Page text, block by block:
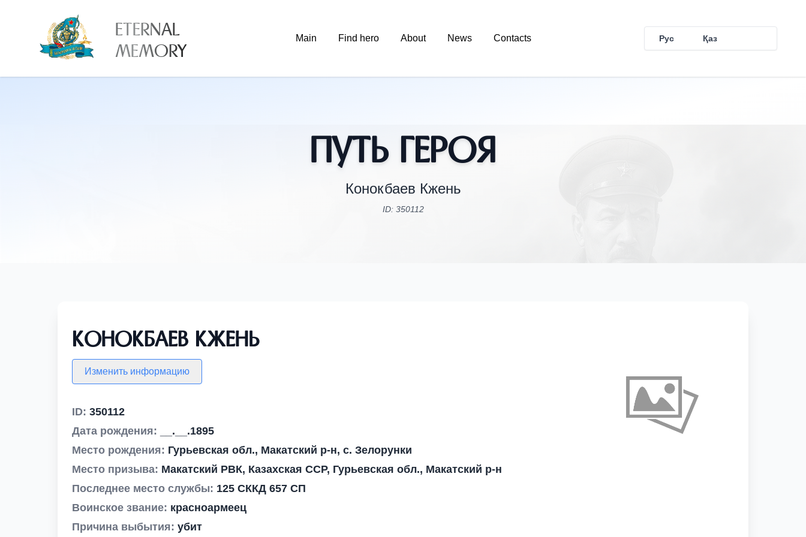
ETERNAL
MEMORY
Main Find hero About News Contacts Рус Қаз
Путь Героя
Конокбаев Кжень
ID: 350112
Конокбаев Кжень
Изменить информацию
ID: 350112
Дата рождения:
__.__.1895
Место рождения: Гурьевская обл., Макатский р-н, с. Зелорунки
Место призыва: Макатский РВК, Казахская ССР, Гурьевская обл., Макатский р-н
Последнее место службы: 125 СККД 657 СП
Воинское звание: красноармеец
Причина выбытия: убит